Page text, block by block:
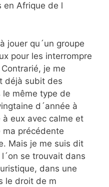
en Afrique de l
jouer qu´un groupe
pour les interrompre
je me
déjà subit des
même type de
d´année à
eux avec calme et
ma précédente
Mais je me suis dit
se trouvait dans
dans une
le droit de m